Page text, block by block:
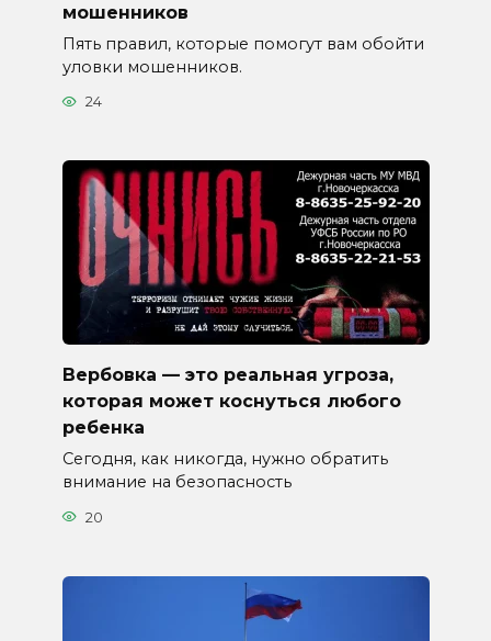
мошенников
Пять правил, которые помогут вам обойти
уловки мошенников.
24
Вербовка — это реальная угроза,
которая может коснуться любого
ребенка
Сегодня, как никогда, нужно обратить
внимание на безопасность
20